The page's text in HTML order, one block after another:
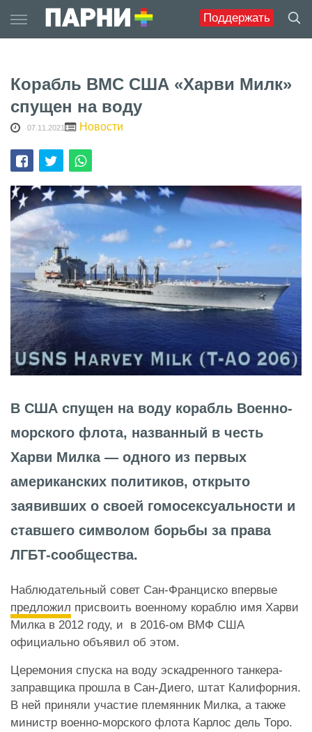
Поддержать
to
content
Корабль ВМС США «Харви Милк»
спущен на воду
07.11.2021 Новости
В США спущен на воду корабль Военно-
морского флота, названный в честь
Харви Милка — одного из первых
американских политиков, открыто
заявивших о своей гомосексуальности и
ставшего символом борьбы за права
ЛГБТ-сообщества.
Наблюдательный совет Сан-Франциско впервые
предложил присвоить военному кораблю имя Харви
Милка в 2012 году, и в 2016-ом ВМФ США
официально объявил об этом.
Церемония спуска на воду эскадренного танкера-
заправщика прошла в Сан-Диего, штат Калифорния.
В ней приняли участие племянник Милка, а также
министр военно-морского флота Карлос дель Торо.